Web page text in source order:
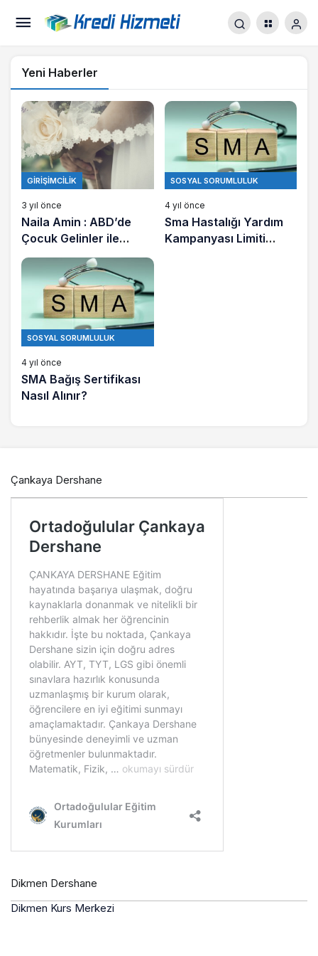
Yeni Haberler
GIRIŞIMCILIK
3 yıl önce
Naila Amin : ABD’de
Çocuk Gelinler ile
Mücadelenin Simgesi
SOSYAL SORUMLULUK
4 yıl önce
Sma Hastalığı Yardım
Kampanyası Limiti
SOSYAL SORUMLULUK
4 yıl önce
SMA Bağış Sertifikası
Nasıl Alınır?
Çankaya Dershane
Dikmen Dershane
Dikmen Kurs Merkezi